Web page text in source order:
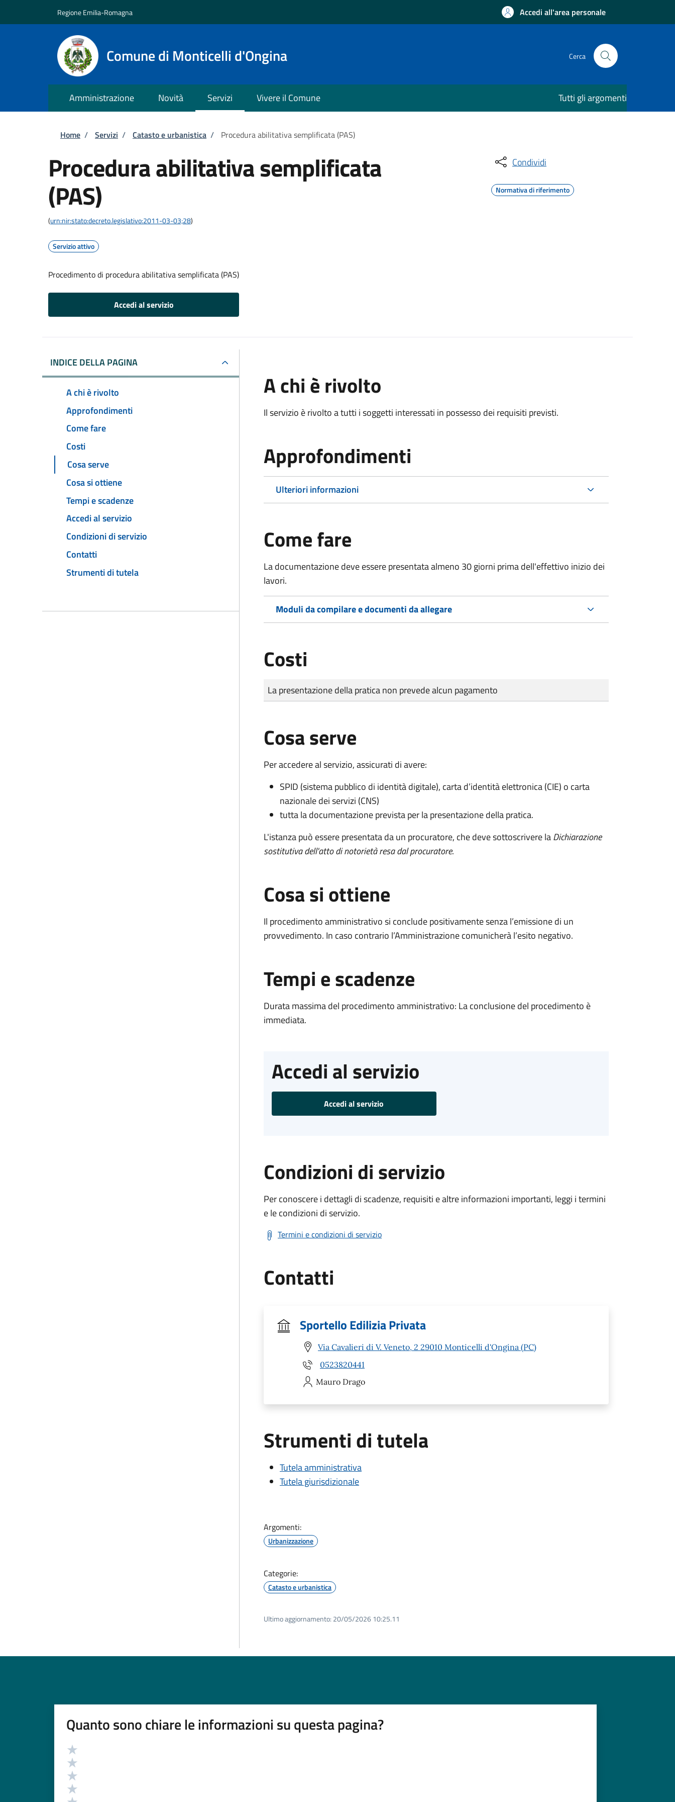
Regione Emilia-Romagna Accedi all'area personale
Comune di Monticelli d'Ongina Cerca
Amministrazione Novità Servizi Vivere il Comune Tutti gli argomenti
Briciole di pane
Home / Servizi / Catasto e urbanistica / Procedura abilitativa semplificata (PAS)
Procedura abilitativa semplificata
(PAS)
(urn:nir:stato:decreto.legislativo:2011-03-03;28)
Servizio attivo
Procedimento di procedura abilitativa semplificata (PAS)
Accedi al servizio
Condividi
Normativa di riferimento
INDICE DELLA PAGINA
A chi è rivolto
Approfondimenti
Come fare
Costi
Cosa serve
Cosa si ottiene
Tempi e scadenze
Accedi al servizio
Condizioni di servizio
Contatti
Strumenti di tutela
A chi è rivolto
Il servizio è rivolto a tutti i soggetti interessati in possesso dei requisiti previsti.
Approfondimenti
Ulteriori informazioni
Come fare
La documentazione deve essere presentataalmeno 30 giorni prima dell'effettivo inizio dei
lavori.
Moduli da compilare e documenti da allegare
Costi
Tipo di pagamento
Importo
La presentazione della pratica non prevede alcun pagamento
Cosa serve
Per accedere al servizio, assicurati di avere:
SPID (sistema pubblico di identità digitale), carta d’identità elettronica (CIE) o carta
nazionale dei servizi (CNS)
tutta la documentazione prevista per la presentazione della pratica.
L'istanza può essere presentata da un procuratore, che deve sottoscrivere laDichiarazione
sostitutiva dell'atto di notorietà resa dal procuratore.
Cosa si ottiene
Il procedimento amministrativo si conclude positivamente senza l’emissione di un
provvedimento. In caso contrario l’Amministrazione comunicherà l’esito negativo.
Tempi e scadenze
Durata massima del procedimento amministrativo: La conclusione del procedimento è
immediata.
Accedi al servizio
Accedi al servizio
Condizioni di servizio
Per conoscere i dettagli di scadenze, requisiti e altre informazioni importanti, leggi i termini
e le condizioni di servizio.
Termini e condizioni di servizio
Contatti
Sportello Edilizia Privata
Via Cavalieri di V. Veneto, 2 29010 Monticelli d'Ongina (PC)
0523820441
Mauro Drago
Strumenti di tutela
Tutela amministrativa
Tutela giurisdizionale
Argomenti:
Urbanizzazione
Categorie:
Catasto e urbanistica
Ultimo aggiornamento: 20/05/2026 10:25.11
Quanto sono chiare le informazioni su questa pagina?
Valutazione